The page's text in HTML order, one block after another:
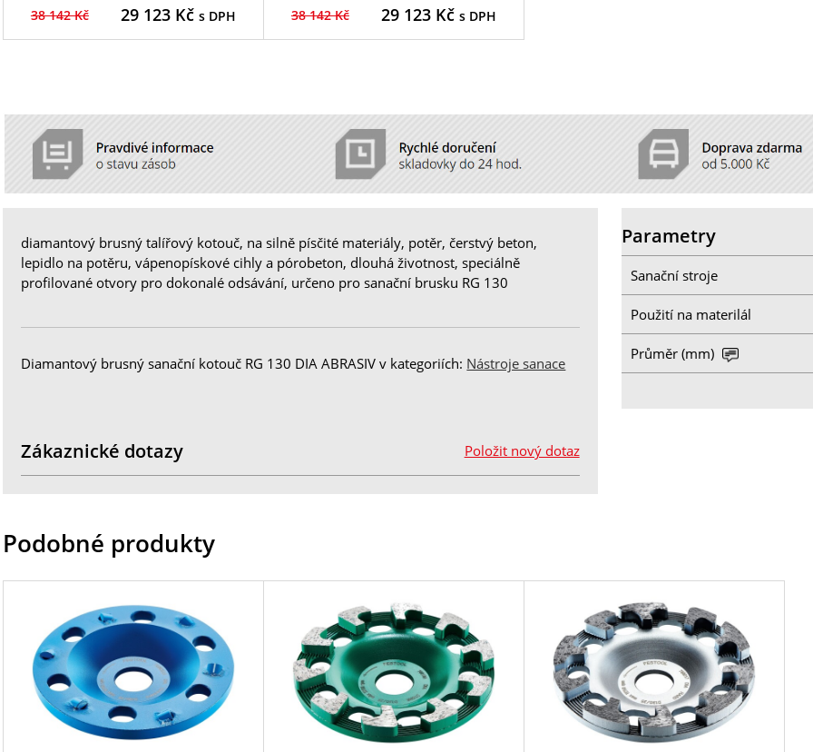
38 142 Kč 29 123Kč s DPH 38 142 Kč 29 123Kč s DPH
diamantový brusný talířový kotouč, na silně písčité materiály, potěr, čerstvý beton,
lepidlo na potěru, vápenopískové cihly a pórobeton, dlouhá životnost, speciálně
profilované otvory pro dokonalé odsávání, určeno pro sanační brusku RG 130
Diamantový brusný sanační kotouč RG 130 DIA ABRASIV v kategoriích: Nástroje sanace
Parametry
Sanační stroje
Použití na materilál
Průměr (mm)
Položit nový dotaz
Zákaznické dotazy
Podobné produkty